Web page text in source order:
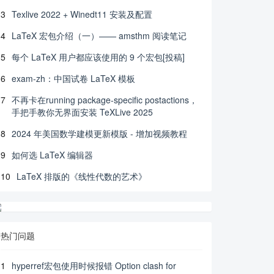
3 Texlive 2022 + Winedt11 安装及配置
4 LaTeX 宏包介绍（一）—— amsthm 阅读笔记
5 每个 LaTeX 用户都应该使用的 9 个宏包[投稿]
6 exam-zh：中国试卷 LaTeX 模板
7 不再卡在running package-specific postactions，
手把手教你无界面安装 TeXLive 2025
8 2024 年美国数学建模更新模版 - 增加视频教程
9 如何选 LaTeX 编辑器
10 LaTeX 排版的《线性代数的艺术》
热门问题
1
hyperref宏包使用时候报错 Option clash for